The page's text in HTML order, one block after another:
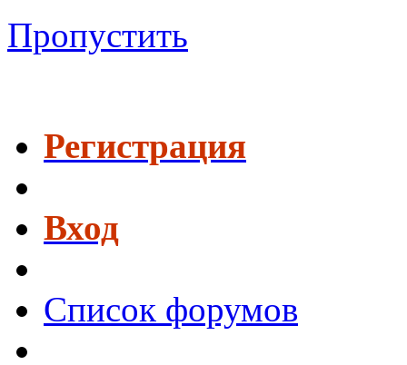
Пропустить
Регистрация
Вход
Список форумов